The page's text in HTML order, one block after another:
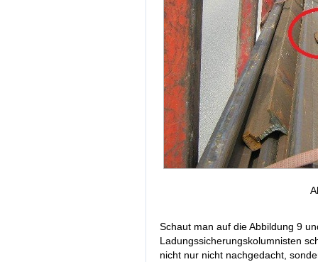
Schaut man auf die Abbildung 9
Ladungssicherungskolumnisten
nicht nur nicht nachgedacht,